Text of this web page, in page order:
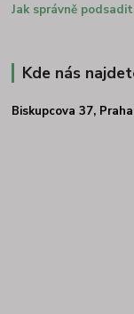
Jak správně
Kde nás
Biskupcova 37,